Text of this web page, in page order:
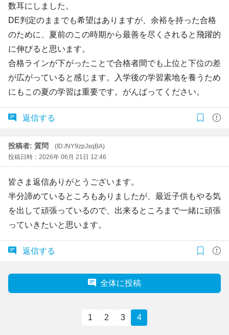
数耳にしました。
DE判定のままでも希望はありますが、余裕を持った合格
のために、夏前のこの時期から最善を尽くされると飛躍的
に伸びると思います。
合格ラインが下がったことで合格者間でも上位と下位の差
が広がっていると感じます。入学後の学習素地を養うため
にもこの夏の学習は重要です。がんばってください。
返信する
投稿者: 質問
(ID:/NY9zpJxqBA)
投稿日時：2026年 06月 21日 12:46
皆さま返信ありがとうございます。
半分諦めているところもありましたが、最近子供もやる気
を出して頑張っているので、出来るところまで一緒に頑張
っていきたいと思います。
返信する
全体に投稿
1 2 3 4